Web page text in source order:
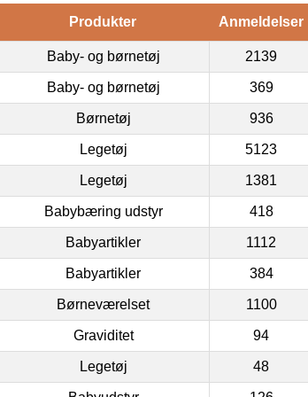
Produkter Anmeldelser
Baby- og børnetøj 2139
Baby- og børnetøj 369
Børnetøj 936
Legetøj 5123
Legetøj 1381
Babybæring udstyr 418
Babyartikler 1112
Babyartikler 384
Børneværelset 1100
Graviditet 94
Legetøj 48